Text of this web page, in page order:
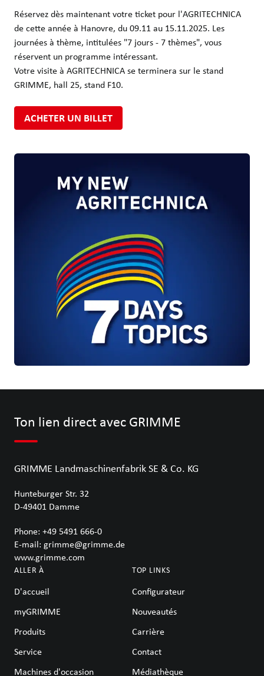
Réservez dès maintenant votre ticket pour l'AGRITECHNICA
de cette année à Hanovre, du 09.11 au 15.11.2025. Les
journées à thème, intitulées "7 jours - 7 thèmes", vous
réservent un programme intéressant.
Votre visite à AGRITECHNICA se terminera sur le stand
GRIMME, hall 25, stand F10.
ACHETER UN BILLET
Ton lien direct avec GRIMME
GRIMME Landmaschinenfabrik SE & Co. KG
Hunteburger Str. 32
D-49401 Damme
Phone: +49 5491 666-0
E-mail: grimme@grimme.de
www.grimme.com
ALLER À
D'accueil
myGRIMME
Produits
Service
Machines d'occasion
TOP LINKS
Configurateur
Nouveautés
Carrière
Contact
Médiathèque